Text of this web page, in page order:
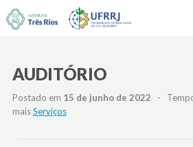
AUDITÓRIO
Postado em 15 de junho de 2022 -
maisServiços